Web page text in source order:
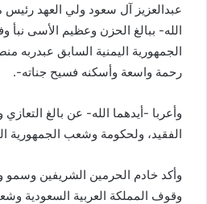
عبدالعزيز آل سعود ولي العهد
الله- ببالغ الحزن وعظيم الأسى نبأ
الجمهورية اليمنية السابق عبدربه
رحمة واسعة وأسكنه فسيح جناته-.
وأعربا -أيدهما الله- عن بالغ
الفقيد، ولحكومة وشعب الجمهورية
وأكد خادم الحرمين الشريفين وسمو
وقوف المملكة العربية السعودية